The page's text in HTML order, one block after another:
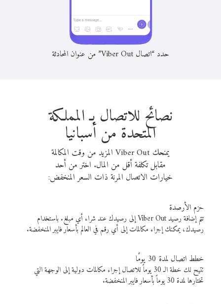
حدد “اتصال Viber Out” من عنوان المحادثة
نصائح للاتصال بـ المملكة
المتحدة من أسبانيا
يمنحك Viber Out المزيد من وقت المكالمة
مقابل تكلفة أقل من المال. اختر من أحد
خيارات الاتصال المرنة ذات السعر المنخفض:
حزم الأرصدة
تتم إضافة رصيد Viber Out إلى رصيدك عند شراء أي مبلغ. باستخدام
رصيدك، يمكنك إجراء مكالمات إلى أي رقم في العالم بأسعار فايبر المنخفضة.
خطط اتصال لمدة 30 يومًا
تتيح لك خطة الـ 30 يوماً للاتصال إجراء مكالمات دولية إلى الوجهة التي
تختارها لمدة 30 يوماً بأسعار فايبر المنخفضة.